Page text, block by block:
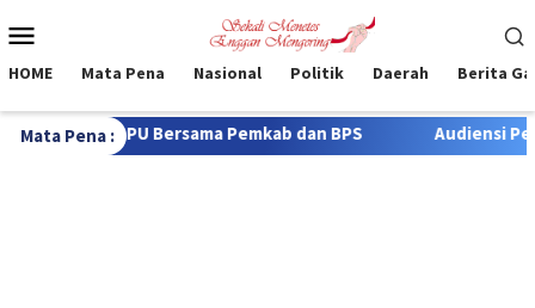
ke
Mobile
HOME Mata Pena Nasional Politik Daerah Berita
Mata Pena :
dan BPS Audiensi Perdana dengan Wartawan,